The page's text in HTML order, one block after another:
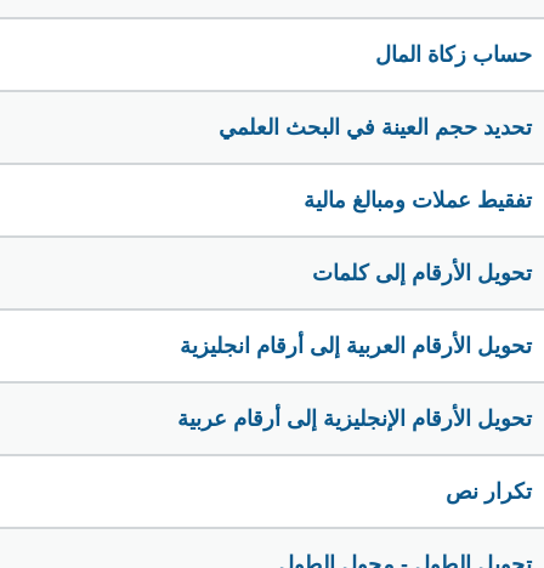
حساب زكاة المال
تحديد حجم العينة في البحث العلمي
تفقيط عملات ومبالغ مالية
تحويل الأرقام إلى كلمات
تحويل الأرقام العربية إلى أرقام انجليزية
تحويل الأرقام الإنجليزية إلى أرقام عربية
تكرار نص